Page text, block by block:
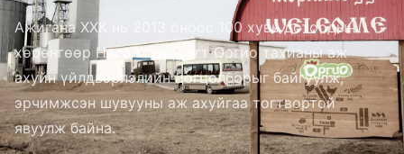
Ажигана ХХК нь 2013 оноос 100 хувь дотоодын
хөрөнгөөр Налайх дүүрэгт Оргио тахианы аж
ахуйн үйлдвэрлэлийн цогцолборыг байгуулж,
эрчимжсэн шувууны аж ахуйгаа тогтвортой
явуулж байна.